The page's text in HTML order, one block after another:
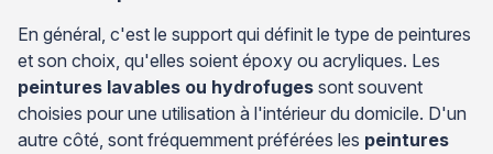
En général, c'est le support qui définit le type de peintures
et son choix, qu'elles soient époxy ou acryliques. Les
peintures lavables ou hydrofuges sont souvent
choisies pour une utilisation à l'intérieur du domicile. D'un
autre côté, sont fréquemment préférées les peintures